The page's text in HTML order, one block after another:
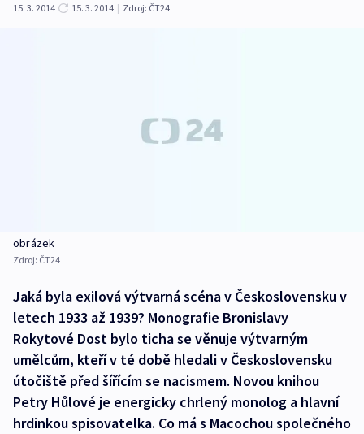
15. 3. 2014
15. 3. 2014 | Zdroj: ČT24
obrázek
Zdroj: ČT24
Jaká byla exilová výtvarná scéna v Československu v
letech 1933 až 1939? Monografie Bronislavy
Rokytové Dost bylo ticha se věnuje výtvarným
umělcům, kteří v té době hledali v Československu
útočiště před šířícím se nacismem. Novou knihou
Petry Hůlové je energicky chrlený monolog a hlavní
hrdinkou spisovatelka. Co má s Macochou společného